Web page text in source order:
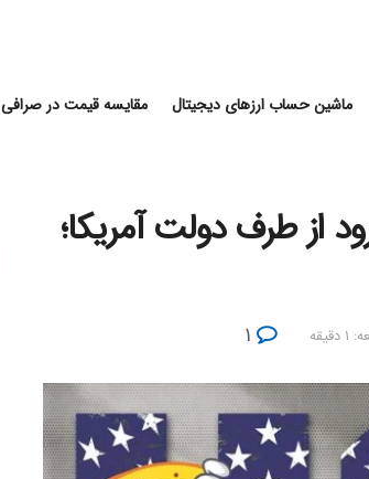
ماشین حساب ارزهای دیجیتال مقایسه قیمت در صرافی
رود از طرف دولت آمریکا؛